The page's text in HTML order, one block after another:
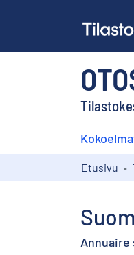
Etusivu
Annuaire